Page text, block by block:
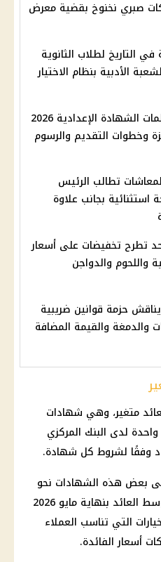
صبري نخنوخ بقضية معرض
التاريخ لطلاب الثانوية
2026 الشعبة الأدبية بنظام الاختيار
آخر موعد لتظلمات الشهادة الإعدادية 2026
وخطوات التقديم والرسوم
تطالب الرئيس
بجانب علاوة
تطرح تخفيضات على أسعار
واللحوم والدواجن
حزمة قوانين ضريبية
والدمغة والقيمة المضافة
متغير، وهي شهادات
لدى البنك المركزي
وفقًا لشروط كل شهادة.
بعض هذه الشهادات نحو
19.25% سنويًا، بينما سجل متوسط العائد بنهاية مايو 2026
الخيارات التي تناسب العملاء
أسعار الفائدة.